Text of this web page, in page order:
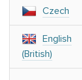
Czech
English
(British)